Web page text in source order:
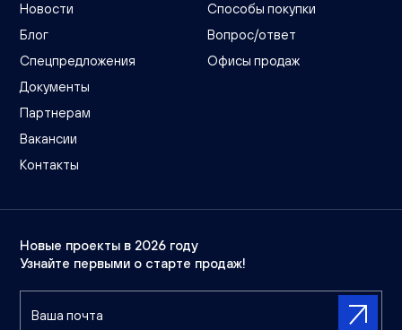
Новости
Блог
Спецпредложения
Документы
Партнерам
Вакансии
Контакты
Способы покупки
Вопрос/ответ
Офисы продаж
Новые проекты в 2026 году
Узнайте первыми о старте продаж!